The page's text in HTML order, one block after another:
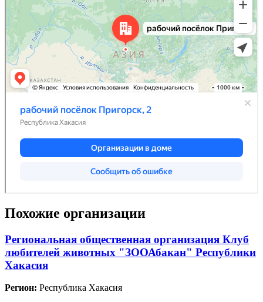
Похожие организации
Региональная общественная организация Клуб
любителей животных "ЗООАбакан" Республики
Хакасия
Регион: Республика Хакасия